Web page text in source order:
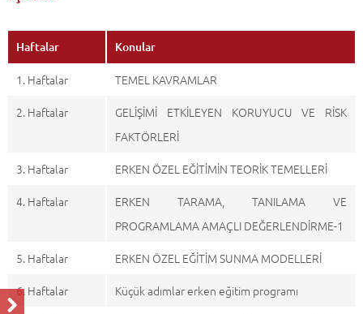
Haftalar Konular
1. Haftalar
TEMEL KAVRAMLAR
2. Haftalar
GELİŞİMİ ETKİLEYEN KORUYUCU VE RİSK
FAKTÖRLERİ
3. Haftalar
ERKEN ÖZEL EĞİTİMİN TEORİK TEMELLERİ
4. Haftalar
ERKEN TARAMA, TANILAMA VE
PROGRAMLAMA AMAÇLI DEĞERLENDİRME-1
5. Haftalar
ERKEN ÖZEL EĞİTİM SUNMA MODELLERİ
6. Haftalar
Küçük adımlar erken eğitim programı